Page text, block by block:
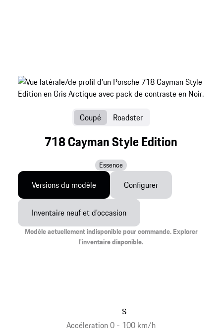
718 Cayman Style Edition
Essence
Coupé Roadster
Versions du modèle Configurer
Inventaire neuf et d'occasion
Modèle actuellement indisponible pour commande. Explorer
l'inventaire disponible.
Accéleration 0 - 100 km/h
s